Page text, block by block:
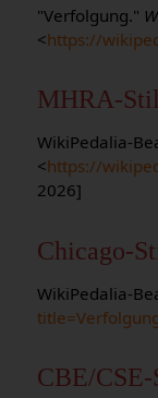
"Verfolgung."
<https://
MHRA-Stil
WikiPedalia-
<https://
2026]
Chicago-
WikiPedalia-
CBE/